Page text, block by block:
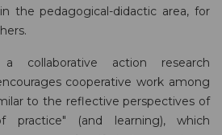
the pedagogical-didactic area, for
collaborative action research
cooperative work among
to the reflective perspectives of
practice" (and learning), which